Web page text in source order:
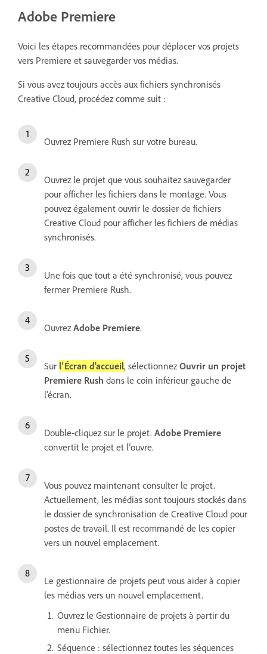
Adobe Premiere
Voici les étapes recommandées pour déplacer vos projets
vers Premiere et sauvegarder vos médias.
Si vous avez toujours accès aux fichiers synchronisés
Creative Cloud, procédez comme suit :
Ouvrez Premiere Rush sur votre bureau.
Ouvrez le projet que vous souhaitez sauvegarder
pour afficher les fichiers dans le montage. Vous
pouvez également ouvrir le dossier de fichiers
Creative Cloud pour afficher les fichiers de médias
synchronisés.
Une fois que tout a été synchronisé, vous pouvez
fermer Premiere Rush.
Ouvrez Adobe Premiere.
Sur l’Écran d'accueil, sélectionnez Ouvrir un projet
Premiere Rush dans le coin inférieur gauche de
l'écran.
Double-cliquez sur le projet. Adobe Premiere
convertit le projet et l’ouvre.
Vous pouvez maintenant consulter le projet.
Actuellement, les médias sont toujours stockés dans
le dossier de synchronisation de Creative Cloud pour
postes de travail. Il est recommandé de les copier
vers un nouvel emplacement.
Le gestionnaire de projets peut vous aider à copier
les médias vers un nouvel emplacement.
Ouvrez le Gestionnaire de projets à partir du
menu Fichier.
Séquence : sélectionnez toutes les séquences